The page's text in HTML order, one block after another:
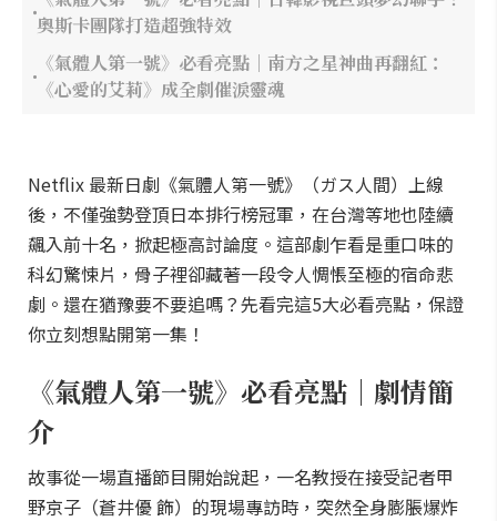
奧斯卡團隊打造超強特效
《氣體人第一號》必看亮點｜南方之星神曲再翻紅：
《心愛的艾莉》成全劇催淚靈魂
Netflix 最新日劇《氣體人第一號》（ガス人間）上線
後，不僅強勢登頂日本排行榜冠軍，在台灣等地也陸續
飆入前十名，掀起極高討論度。這部劇乍看是重口味的
科幻驚悚片，骨子裡卻藏著一段令人惆悵至極的宿命悲
劇。還在猶豫要不要追嗎？先看完這5大必看亮點，保證
你立刻想點開第一集！
《氣體人第一號》必看亮點｜劇情簡
介
故事從一場直播節目開始說起，一名教授在接受記者甲
野京子（蒼井優 飾）的現場專訪時，突然全身膨脹爆炸